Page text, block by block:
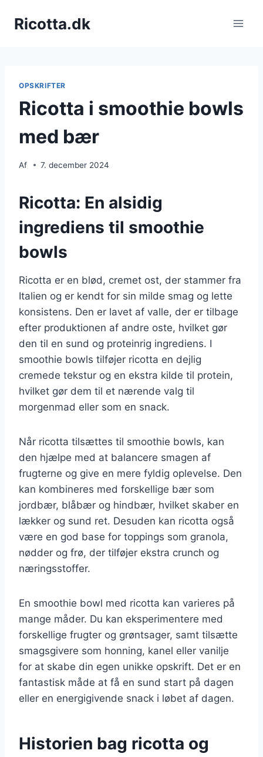
Ricotta.dk
OPSKRIFTER
Ricotta i smoothie bowls
med bær
Af 7. december 2024
Ricotta: En alsidig
ingrediens til smoothie
bowls
Ricotta er en blød, cremet ost, der stammer fra
Italien og er kendt for sin milde smag og lette
konsistens. Den er lavet af valle, der er tilbage
efter produktionen af andre oste, hvilket gør
den til en sund og proteinrig ingrediens. I
smoothie bowls tilføjer ricotta en dejlig
cremede tekstur og en ekstra kilde til protein,
hvilket gør dem til et nærende valg til
morgenmad eller som en snack.
Når ricotta tilsættes til smoothie bowls, kan
den hjælpe med at balancere smagen af
frugterne og give en mere fyldig oplevelse. Den
kan kombineres med forskellige bær som
jordbær, blåbær og hindbær, hvilket skaber en
lækker og sund ret. Desuden kan ricotta også
være en god base for toppings som granola,
nødder og frø, der tilføjer ekstra crunch og
næringsstoffer.
En smoothie bowl med ricotta kan varieres på
mange måder. Du kan eksperimentere med
forskellige frugter og grøntsager, samt tilsætte
smagsgivere som honning, kanel eller vanilje
for at skabe din egen unikke opskrift. Det er en
fantastisk måde at få en sund start på dagen
eller en energigivende snack i løbet af dagen.
Historien bag ricotta og